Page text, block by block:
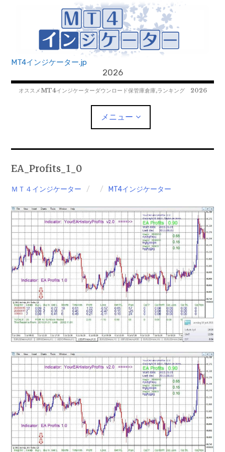
MT4インジケーター.jp
2026
オススメMT4インジケーターダウンロード保管庫倉庫,ランキング 2026
メニュー
MT4EAﾀﾞｳﾝﾛｰﾄﾞ
MT5EAﾀﾞｳﾝﾛｰﾄﾞ
MT5インジケーター
mqファイルをexファイルにする方法
EA_Profits_1_0
ＭＴ４インジケーター MT4インジケーター